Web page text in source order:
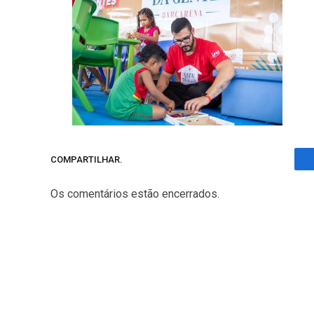
COMPARTILHAR.
Os comentários estão encerrados.